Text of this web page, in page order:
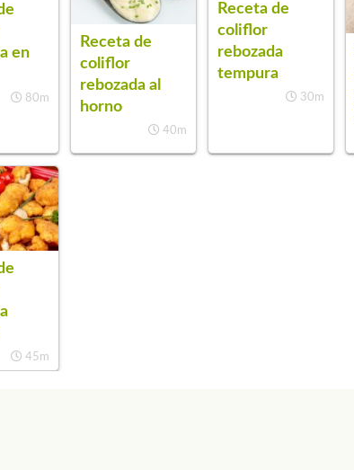
en
80m
Receta de
coliflor
rebozada al
horno
40m
Receta de
coliflor
rebozada
tempura
30m
45m